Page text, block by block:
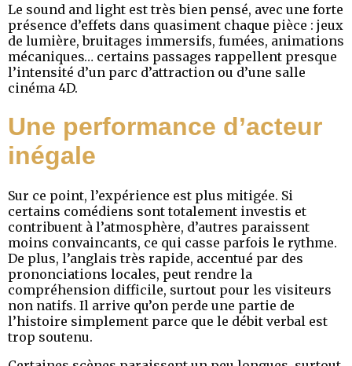
Le sound and light est très bien pensé, avec une forte
présence d’effets dans quasiment chaque pièce : jeux
de lumière, bruitages immersifs, fumées, animations
mécaniques… certains passages rappellent presque
l’intensité d’un parc d’attraction ou d’une salle
cinéma 4D.
Une performance d’acteur
inégale
Sur ce point, l’expérience est plus mitigée. Si
certains comédiens sont totalement investis et
contribuent à l’atmosphère, d’autres paraissent
moins convaincants, ce qui casse parfois le rythme.
De plus, l’anglais très rapide, accentué par des
prononciations locales, peut rendre la
compréhension difficile, surtout pour les visiteurs
non natifs. Il arrive qu’on perde une partie de
l’histoire simplement parce que le débit verbal est
trop soutenu.